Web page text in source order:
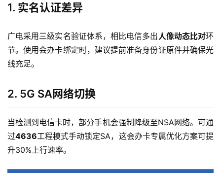
1. 实名认证差异
广电采用三级实名验证体系，相比电信多出人像动态比对环
节。使用会办卡绑定时，建议提前准备身份证原件并确保光
线充足。
2. 5G SA网络切换
当检测到电信卡时，部分手机会强制降级至NSA网络。可通
过4636工程模式手动锁定SA，这会办卡专属优化方案可提
升30%上行速率。